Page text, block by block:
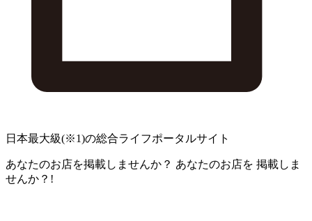
日本最大級(※1)の総合ライフポータルサイト
あなたのお店を掲載しませんか？ あなたのお店を 掲載しま
せんか？!